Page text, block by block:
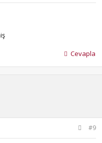
Cevapla
#9